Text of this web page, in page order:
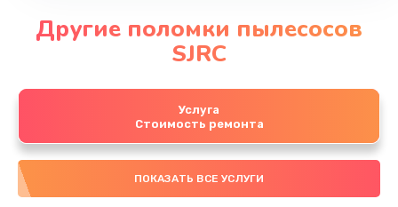
Другие поломки пылесосов
SJRC
Услуга
Стоимость ремонта
ПОКАЗАТЬ ВСЕ УСЛУГИ